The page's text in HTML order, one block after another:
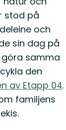
stod på
och
sin dag på
göra samma
den
av Etapp 04.
familjens